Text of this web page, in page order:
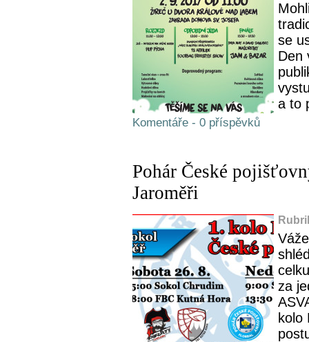
se
Den
a to
Komentáře - 0 příspěvků
Pohár České
Jaroměři
za
kolo